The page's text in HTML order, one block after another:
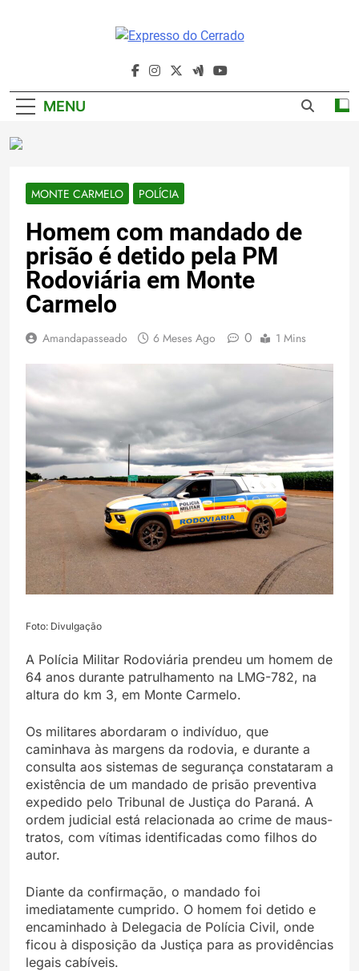
Expresso Do
Cerrado
MENU
MONTE CARMELO POLÍCIA
Homem com mandado de
prisão é detido pela PM
Rodoviária em Monte
Carmelo
Amandapasseado 6 Meses Ago 0 1 Mins
Foto: Divulgação
A Polícia Militar Rodoviária prendeu um homem de
64 anos durante patrulhamento na LMG-782, na
altura do km 3, em Monte Carmelo.
Os militares abordaram o indivíduo, que
caminhava às margens da rodovia, e durante a
consulta aos sistemas de segurança constataram a
existência de um mandado de prisão preventiva
expedido pelo Tribunal de Justiça do Paraná. A
ordem judicial está relacionada ao crime de maus-
tratos, com vítimas identificadas como filhos do
autor.
Diante da confirmação, o mandado foi
imediatamente cumprido. O homem foi detido e
encaminhado à Delegacia de Polícia Civil, onde
ficou à disposição da Justiça para as providências
legais cabíveis.